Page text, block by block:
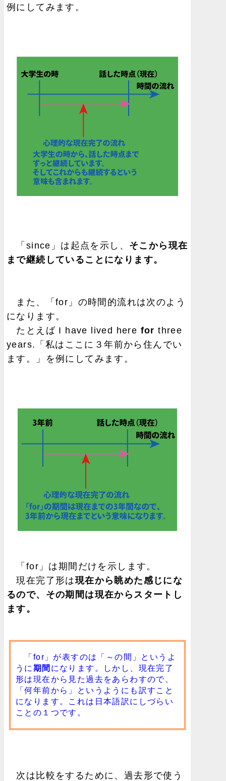
例にしてみます。
「since」は起点を示し、 そこから現在
まで継続していることになります。
また、「for」の時間的流れは次のよう
になります。
たとえば I have lived here for three
years.「私はここに３年前から住んでい
ます。」を例にしてみます。
「for」は期間だけを示します。
現在完了形は現在から眺めた感じにな
るので、その期間は現在からスタートし
ます。
「for」が表すのは「～の間」というよ
うに 期間 になります。しかし、現在完了
形は現在から見た過去をあらわすので、
「何年前から」というようにも訳すこと
になります。これは日本語訳にしづらい
ことの１つです。
次は比較をするために、過去形で使う